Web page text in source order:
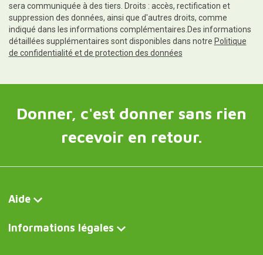
sera communiquée à des tiers. Droits : accès, rectification et
suppression des données, ainsi que d'autres droits, comme
indiqué dans les informations complémentaires.Des informations
détaillées supplémentaires sont disponibles dans notre Politique
de confidentialité et de protection des données
Donner, c'est donner sans rien
recevoir en retour.
Aide
Informations légales